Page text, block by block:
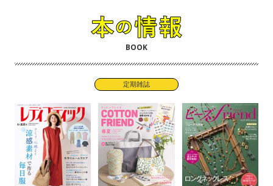
BOOK
定期雑誌